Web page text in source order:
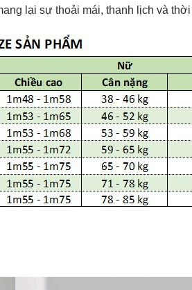
lại sự thoải mái, thanh lịch và